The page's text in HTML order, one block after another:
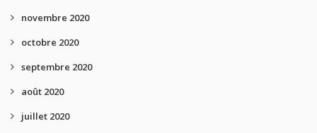
novembre 2020
octobre 2020
septembre 2020
août 2020
juillet 2020